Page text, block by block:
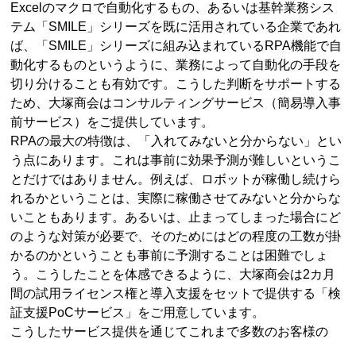
Excelのマクロで自動化するもの、あるいは基幹業務シス
テム「SMILE」シリーズを既に活用されている企業であれ
ば、「SMILE」シリーズに組み込まれているRPA機能で自
動化するものというように、業務によって自動化の手段を
切り分けることも有効です。こうした判断をサポートする
ため、大塚商会はコンサルティングサービス（簡易導入事
前サービス）をご提供しています。
RPAの最大の特徴は、「入れてみないと分からない」とい
う点にあります。これは事前に効果予測が難しいというこ
とだけではありません。例えば、ロボットが稼働し続けら
れるかということは、実際に稼働させてみないと分からな
いこともあります。あるいは、止まってしまった場合にど
のような対策が必要で、そのためにはどの程度の工数が掛
かるのかということも事前に予測することは困難でしょ
う。こうしたことを体感できるように、大塚商会は2カ月
間の試用ライセンス権と導入支援をセットで提供する「検
証支援PoCサービス」をご用意しています。
こうしたサービス提供を通じてこれまで多数のお客様の